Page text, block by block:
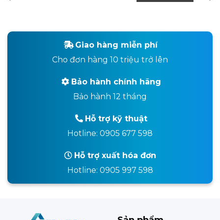
Giao hàng miễn phí
Cho đơn hàng 10 triệu trở lên
Bảo hành chính hãng
Bảo hành 12 tháng
Hỗ trợ kỹ thuật
Hotline: 0905 677 598
Hỗ trợ xuất hóa đơn
Hotline: 0905 997 598